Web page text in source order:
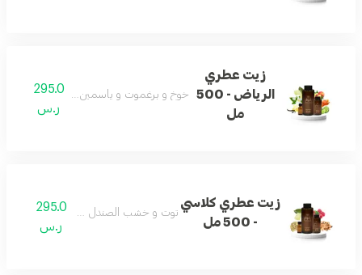
زيت عطري
الرياض - 500
مل
خوخ و برغموت و ياسمين و فانيلا و مسك و
295.0
ر.س
زيت عطري كلاسي
- 500 مل
توت و خشب الصندل و مسك و لبان
295.0
ر.س